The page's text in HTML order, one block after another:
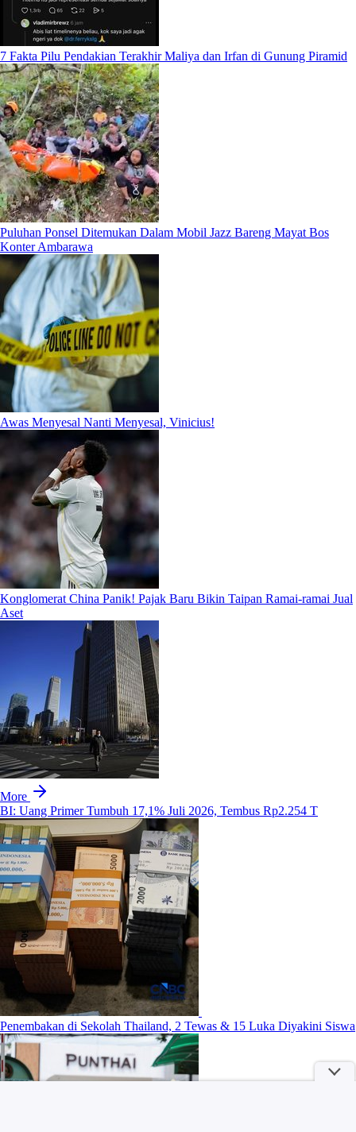
7 Fakta Pilu Pendakian Terakhir Maliya dan Irfan di Gunung Piramid
Puluhan Ponsel Ditemukan Dalam Mobil Jazz Bareng Mayat Bos
Konter Ambarawa
Awas Menyesal Nanti Menyesal, Vinicius!
Konglomerat China Panik! Pajak Baru Bikin Taipan Ramai-ramai Jual
Aset
More
BI: Uang Primer Tumbuh 17,1% Juli 2026, Tembus Rp2.254 T
Penembakan di Sekolah Thailand, 2 Tewas & 15 Luka Diyakini Siswa